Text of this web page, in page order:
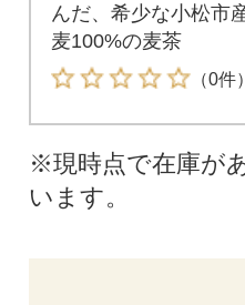
んだ、希少な小松市
麦100%の麦茶
（0件）
※現時点で在庫が
います。